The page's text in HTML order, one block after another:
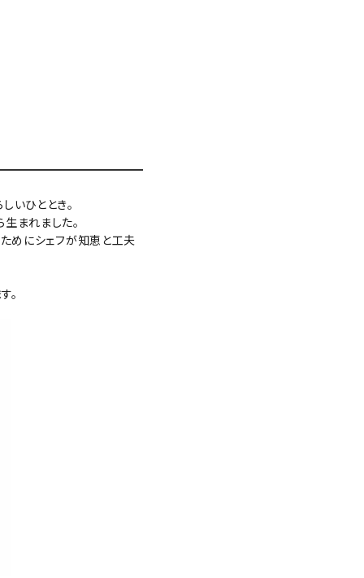
いひととき。
まれました。
めにシェフが知恵と工夫
。